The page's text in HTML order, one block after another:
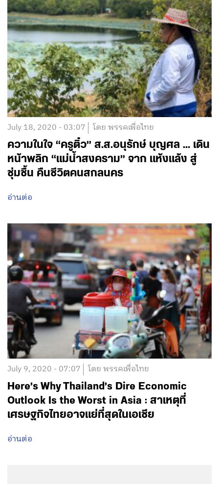
July 18, 2020 - 03:07 โดย พรรคเพื่อไทย
ความในใจ “ครูติ๋ว” ส.ส.อนุรักษ์ บุญศล … เดิน
หน้าพลิก “แม่น้ำสงคราม” จาก แห้งแล้ง สู่
ชุ่มชื้น คืนชีวิตคนสกลนคร
อ่านต่อ
July 9, 2020 - 07:07 โดย พรรคเพื่อไทย
Here’s Why Thailand’s Dire Economic
Outlook Is the Worst in Asia : สาเหตุที่
เศรษฐกิจไทยอาจแย่ที่สุดในเอเชีย
อ่านต่อ